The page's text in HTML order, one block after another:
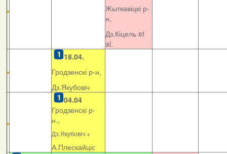
Жыткавіцкі р-
н,
Дз.Кіцель et
al.
18.04.
Гродзенскі р-н,
Дз.Якубовіч
04.04
Гродзенскі р-
н.,
Дз.Якубовіч +
А.Плескайціс